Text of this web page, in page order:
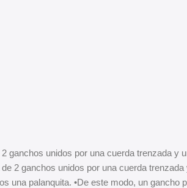
unidos por una cuerda trenzada y
2 ganchos unidos por una cuerda
una palanquita. •De este modo, un